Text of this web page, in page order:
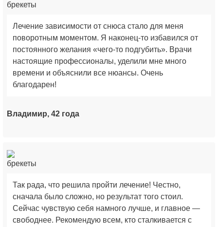
Лечение зависимости от снюса стало для меня
поворотным моментом. Я наконец-то избавился от
постоянного желания «чего-то подгубить». Врачи
настоящие профессионалы, уделили мне много
времени и объяснили все нюансы. Очень
благодарен!
Владимир, 42 года
Так рада, что решила пройти лечение! Честно,
сначала было сложно, но результат того стоил.
Сейчас чувствую себя намного лучше, и главное —
свободнее. Рекомендую всем, кто сталкивается с